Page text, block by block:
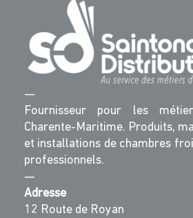
—
Fournisseur pour les
Charente-Maritime. Produits,
et installations de chambres
professionnels.
—
Adresse
12 Route de Royan